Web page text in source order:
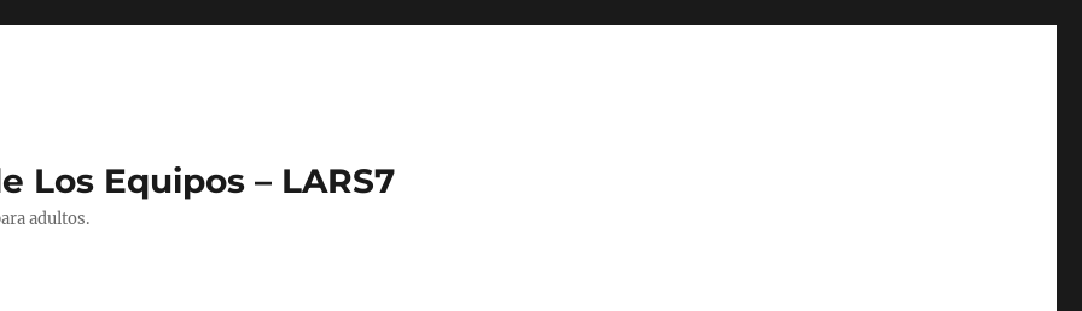
Los Equipos – LARS7
adultos.